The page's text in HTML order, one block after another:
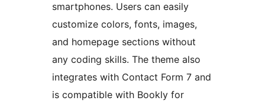
smartphones. Users can easily
customize colors, fonts, images,
and homepage sections without
any coding skills. The theme also
integrates with Contact Form 7 and
is compatible with Bookly for